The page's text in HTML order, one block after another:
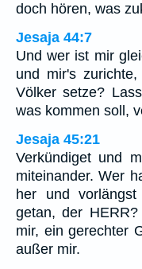
doch hören, was
Jesaja 44:7
Und wer ist mir
und mir's
Völker setze?
was kommen soll,
Jesaja 45:21
Verkündiget und
miteinander. Wer
her und
getan, der
mir, ein gerechter
außer mir.